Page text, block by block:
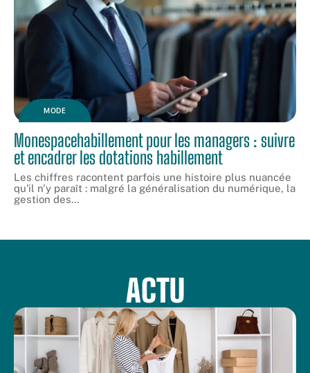
MODE
Monespacehabillement pour les managers : suivre
et encadrer les dotations habillement
Les chiffres racontent parfois une histoire plus nuancée
qu'il n'y paraît : malgré la généralisation du numérique, la
gestion des…
ACTU